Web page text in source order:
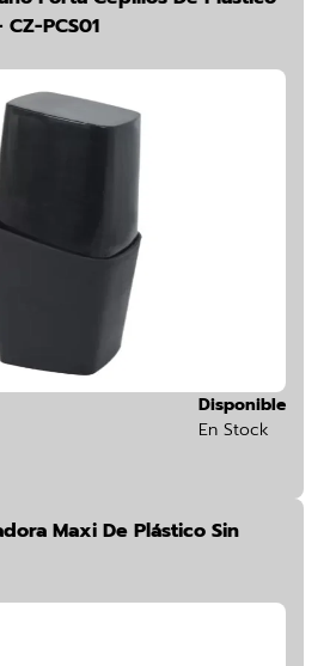
PCS01
Disponible
En Stock
Maxi De Plástico Sin